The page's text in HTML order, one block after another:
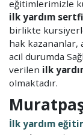
eğitimlerimizle
ilk yardım
birlikte
hak
acil durumda
verilen ilk
olmaktadır.
İlk yardım